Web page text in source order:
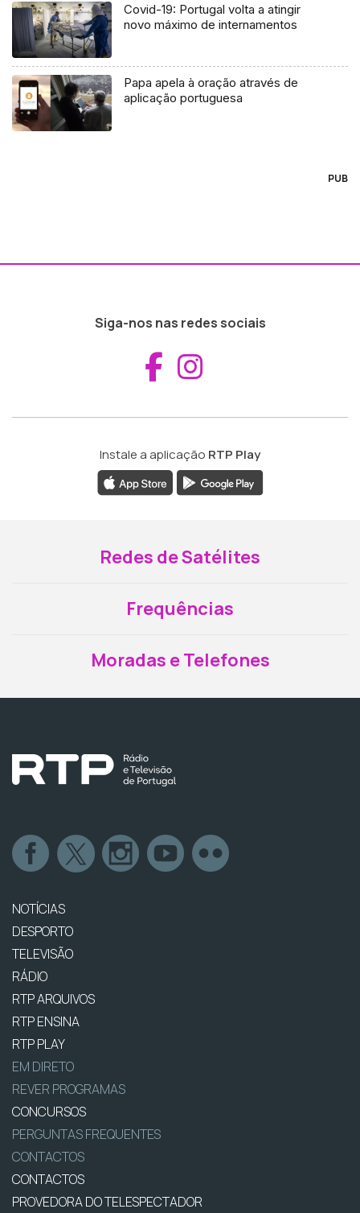
Covid-19: Portugal volta a atingir
novo máximo de internamentos
Papa apela à oração através de
aplicação portuguesa
PUB
Siga-nos nas redes sociais
Aceder ao
Instale a aplicação RTP Play
Redes de Satélites
Frequências
Moradas e Telefones
NOTÍCIAS
DESPORTO
TELEVISÃO
RÁDIO
RTP ARQUIVOS
RTP ENSINA
RTP PLAY
EM DIRETO
REVER PROGRAMAS
CONCURSOS
PERGUNTAS FREQUENTES
CONTACTOS
CONTACTOS
PROVEDORA DO TELESPECTADOR